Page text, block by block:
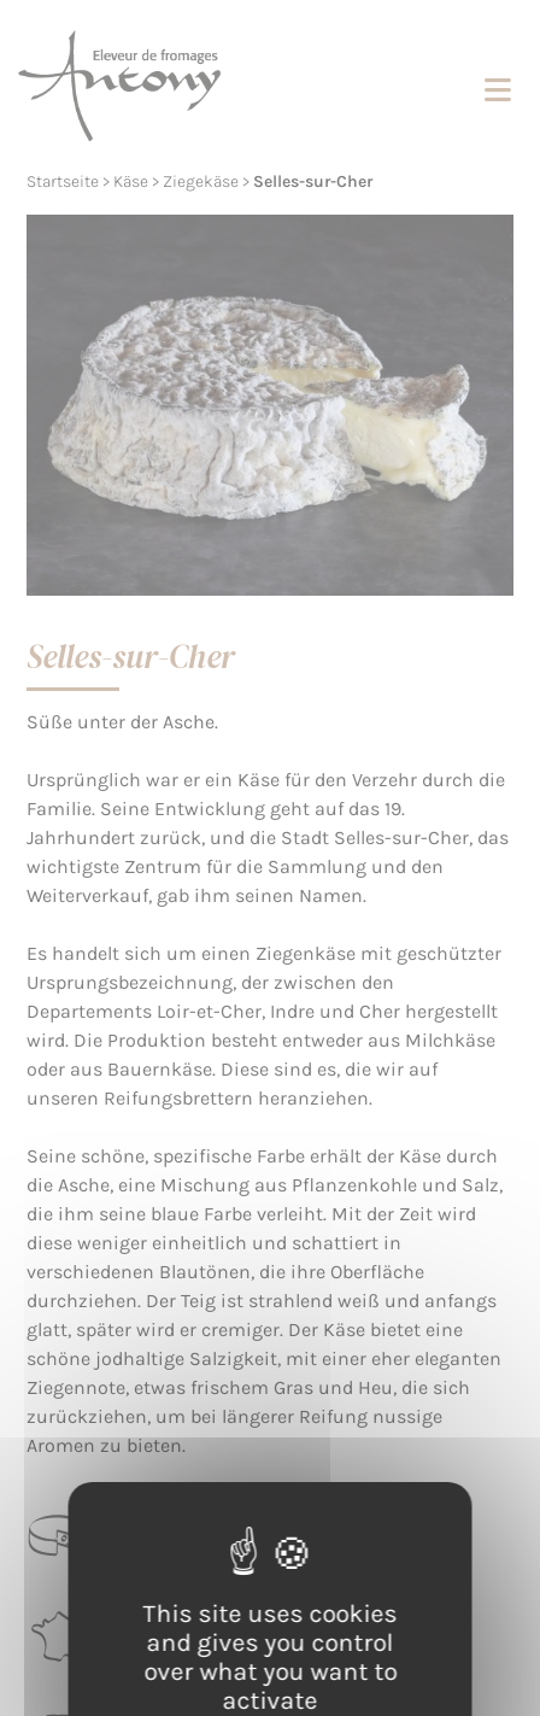
Startseite > Käse > Ziegekäse > Selles-sur-Cher
Selles-sur-Cher
Süße unter der Asche.
Ursprünglich war er ein Käse für den Verzehr durch die
Familie. Seine Entwicklung geht auf das 19.
Jahrhundert zurück, und die Stadt Selles-sur-Cher, das
wichtigste Zentrum für die Sammlung und den
Weiterverkauf, gab ihm seinen Namen.
Es handelt sich um einen Ziegenkäse mit geschützter
Ursprungsbezeichnung, der zwischen den
Departements Loir-et-Cher, Indre und Cher hergestellt
wird. Die Produktion besteht entweder aus Milchkäse
oder aus Bauernkäse. Diese sind es, die wir auf
unseren Reifungsbrettern heranziehen.
Seine schöne, spezifische Farbe erhält der Käse durch
die Asche, eine Mischung aus Pflanzenkohle und Salz,
die ihm seine blaue Farbe verleiht. Mit der Zeit wird
diese weniger einheitlich und schattiert in
verschiedenen Blautönen, die ihre Oberfläche
durchziehen. Der Teig ist strahlend weiß und anfangs
glatt, später wird er cremiger. Der Käse bietet eine
schöne jodhaltige Salzigkeit, mit einer eher eleganten
Ziegennote, etwas frischem Gras und Heu, die sich
zurückziehen, um bei längerer Reifung nussige
Aromen zu bieten.
Natürliche Rinde
RÉGION
Pays de la Loire
This site uses cookies
and gives you control
over what you want to
activate